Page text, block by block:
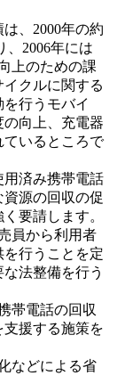
、2000年の約
、2006年には
上のための課
クルに関する
行うモバイ
向上、充電器
いるところで
済み携帯電話
源の回収の促
要請します。
員から利用者
行うことを定
法整備を行う
帯電話の回収
援する施策を
などによる省